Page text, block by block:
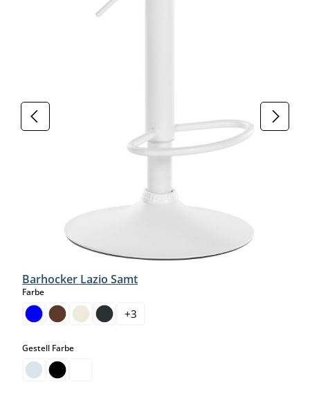
Barhocker Lazio Samt
Farbeauswählen
+3
Gestell Farbeauswählen